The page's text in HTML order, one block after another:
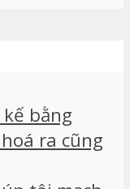
bằng
ra cũng